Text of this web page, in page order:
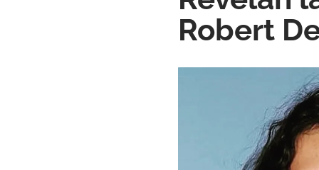
Robert